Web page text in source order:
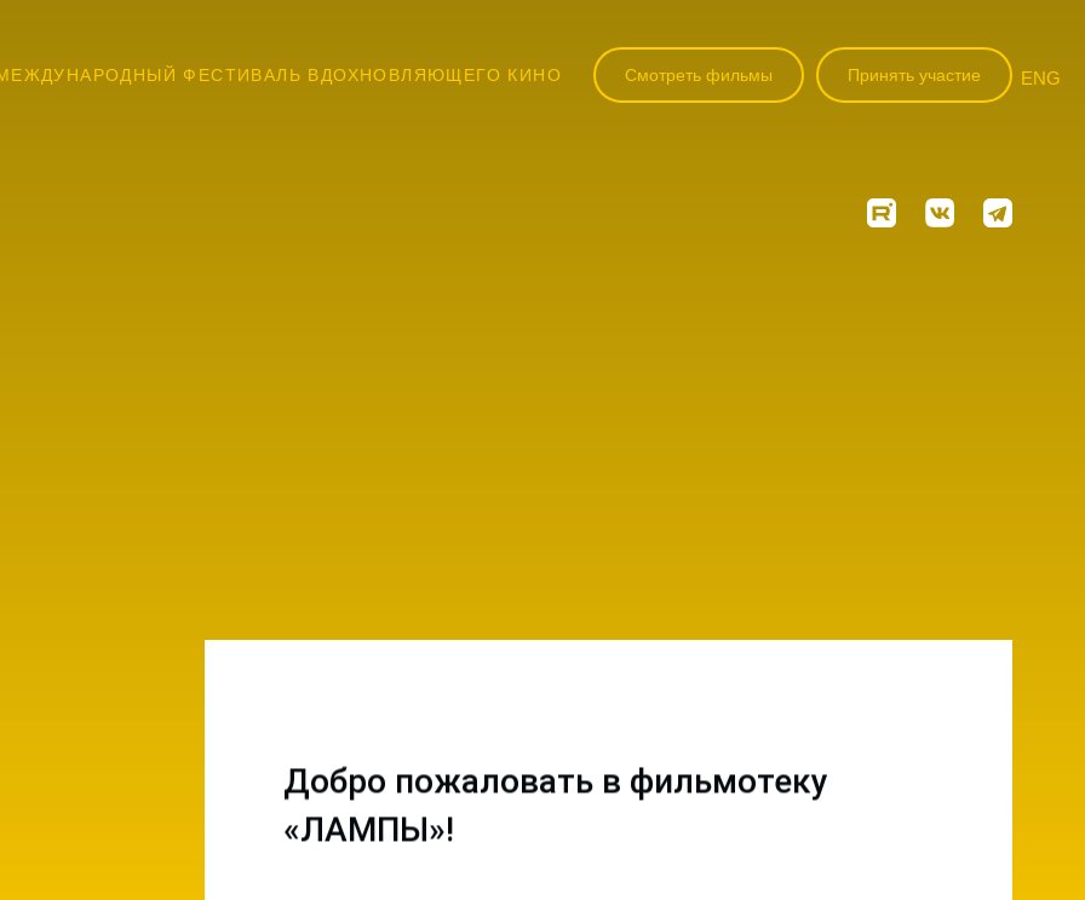
ФЕСТИВАЛЬ ВДОХНОВЛЯЮЩЕГО КИНО Смотреть фильмы Принять участие ENG
Добро пожаловать в фильмотеку
«ЛАМПЫ»!